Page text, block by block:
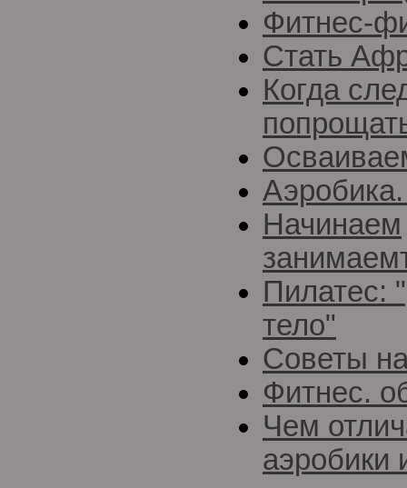
Фитнес-
Стать
Когда
Начинаем
Пилатес:
тело"
Советы
Фитнес.
Чем
аэробики